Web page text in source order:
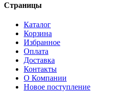
Страницы
Каталог
Корзина
Избранное
Оплата
Доставка
Контакты
О Компании
Новое поступление